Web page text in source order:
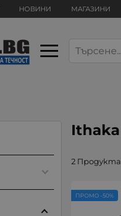
НОВИНИ МАГАЗИНИ
Ithaka
2 Продукта
ПРОМО -50%